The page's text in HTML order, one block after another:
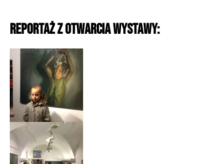
Reportaż z otwarcia wystawy: